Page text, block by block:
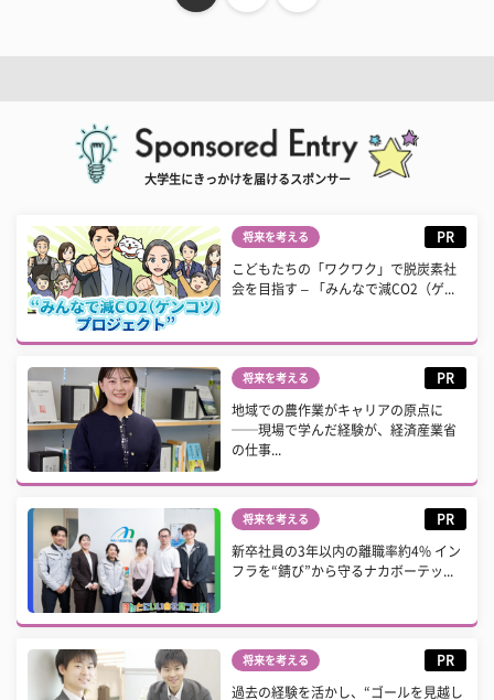
大学生にきっかけを届けるスポンサー
将来を考える PR
こどもたちの「ワクワク」で脱炭素社
会を目指す – 「みんなで減CO2（ゲ...
将来を考える PR
地域での農作業がキャリアの原点に
──現場で学んだ経験が、経済産業省
の仕事...
将来を考える PR
新卒社員の3年以内の離職率約4% イン
フラを“錆び”から守るナカボーテッ...
将来を考える PR
過去の経験を活かし、“ゴールを見越し